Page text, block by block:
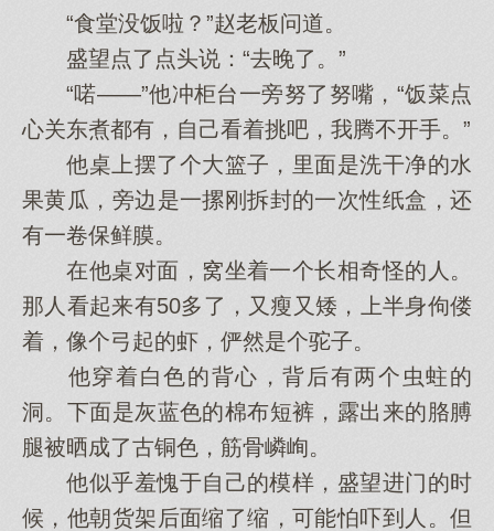
“食堂没饭啦？”赵老板问道。
盛望点了点头说：“去晚了。”
“喏——”他冲柜台一旁努了努嘴，“饭菜点
心关东煮都有，自己看着挑吧，我腾不开手。”
他桌上摆了个大篮子，里面是洗干净的水
果黄瓜，旁边是一摞刚拆封的一次性纸盒，还
有一卷保鲜膜。
在他桌对面，窝坐着一个长相奇怪的人。
那人看起来有50多了，又瘦又矮，上半身佝偻
着，像个弓起的虾，俨然是个驼子。
他穿着白色的背心，背后有两个虫蛀的
洞。下面是灰蓝色的棉布短裤，露出来的胳膊
腿被晒成了古铜色，筋骨嶙峋。
他似乎羞愧于自己的模样，盛望进门的时
候，他朝货架后面缩了缩，可能怕吓到人。但